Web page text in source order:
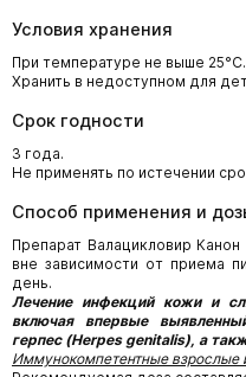
Условия хранения
При температуре не выше 25°С.
Хранить в недоступном для
Срок годности
3 года.
Не применять по истечении
Способ применения и
Препарат Валацикловир
вне зависимости от приема
день.
Лечение инфекций кожи и
включая впервые
герпес (Herpes genitalis), а
Иммунокомпетентные взрослые